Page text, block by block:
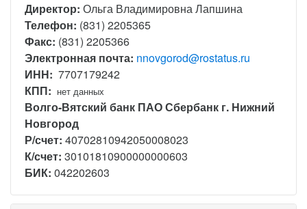
Директор: Ольга Владимировна Лапшина
Телефон: (831) 2205365
Факс: (831) 2205366
Электронная почта: nnovgorod@rostatus.ru
ИНН: 7707179242
КПП: нет данных
Волго-Вятский банк ПАО Сбербанк г. Нижний
Новгород
Р/счет: 40702810942050008023
К/счет: 30101810900000000603
БИК: 042202603